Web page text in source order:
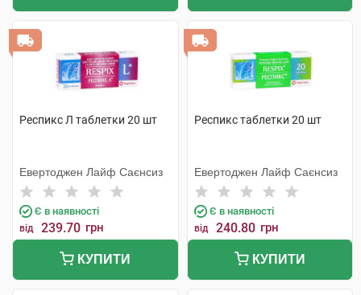
Респикс Л таблетки 20 шт
Евертоджен Лайф Саєнсиз
Є в наявності
від 239.70 грн
КУПИТИ
Респикс таблетки 20 шт
Евертоджен Лайф Саєнсиз
Є в наявності
від 240.80 грн
КУПИТИ